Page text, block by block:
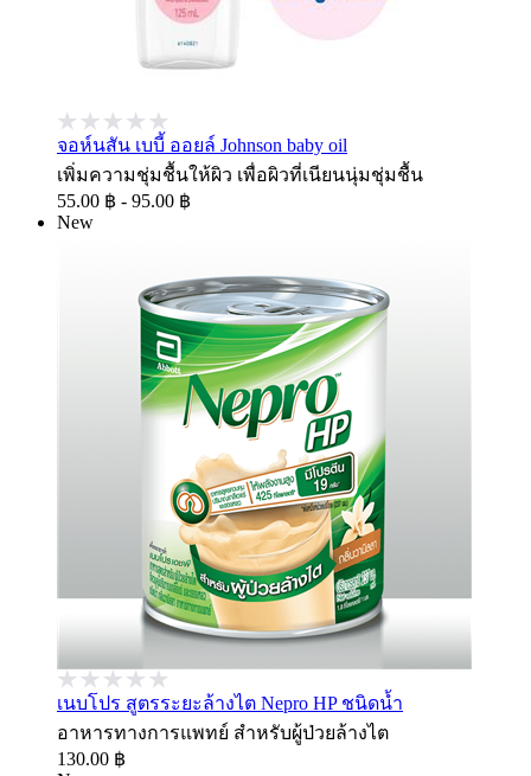
จอห์นสัน เบบี้ ออยล์ Johnson baby oil
เพิ่มความชุ่มชื้นให้ผิว เพื่อผิวที่เนียนนุ่มชุ่มชื้น
55.00 ฿ - 95.00 ฿
New
เนบโปร สูตรระยะล้างไต Nepro HP ชนิดน้ำ
อาหารทางการแพทย์ สำหรับผู้ป่วยล้างไต
130.00 ฿